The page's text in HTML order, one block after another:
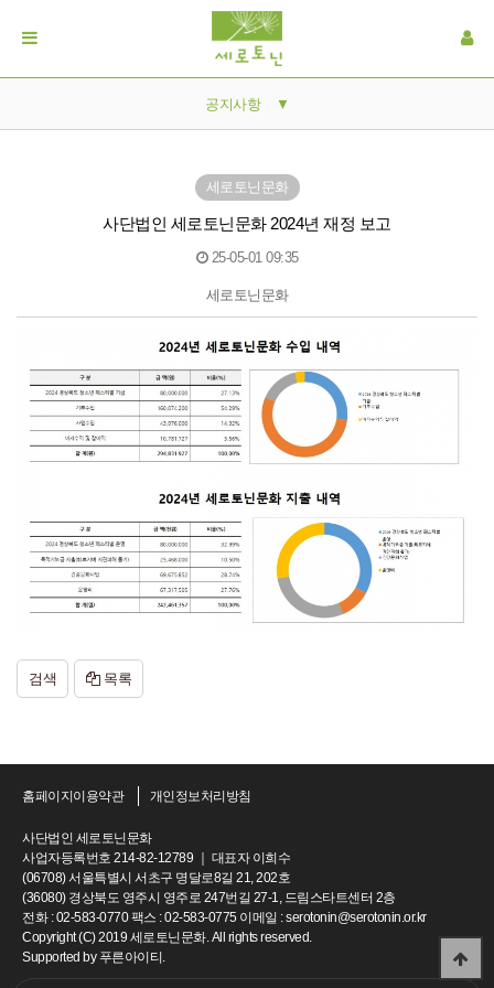
공지사항 ▼
갤러리
세로토닌문화
사단법인 세로토닌문화 2024년 재정 보고
25-05-01 09:35
세로토닌문화
검색 목록
홈페이지이용약관 개인정보처리방침
사단법인 세로토닌문화
사업자등록번호 214-82-12789 ｜ 대표자 이희수
(06708) 서울특별시 서초구 명달로8길 21, 202호
(36080) 경상북도 영주시 영주로 247번길 27-1, 드림스타트센터 2층
전화 : 02-583-0770 팩스 : 02-583-0775 이메일 : serotonin@serotonin.or.kr
Copyright (C) 2019 세로토닌문화. All rights reserved.
Supported by 푸른아이티.